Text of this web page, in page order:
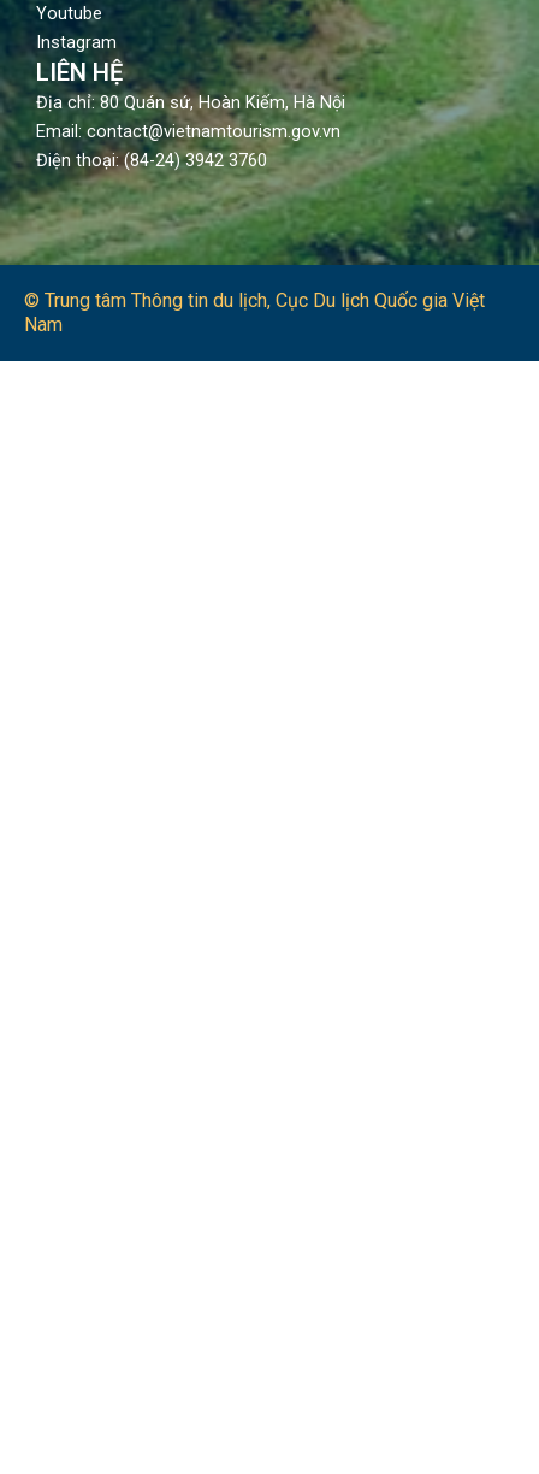
Youtube
Instagram
LIÊN HỆ
Địa chỉ: 80 Quán sứ, Hoàn Kiếm, Hà Nội
Email: contact@vietnamtourism.gov.vn
Điện thoại: (84-24) 3942 3760
© Trung tâm Thông tin du lịch​, Cục Du lịch Quốc gia Việt
Nam